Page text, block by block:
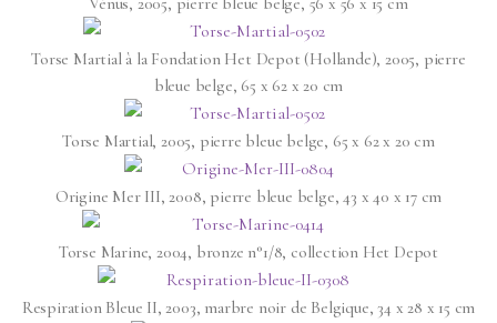
Torse Martial à la Fondation Het Depot (Hollande), 2005, pierre
bleue belge, 65 x 62 x 20 cm
Torse Martial, 2005, pierre bleue belge, 65 x 62 x 20 cm
Origine Mer III, 2008, pierre bleue belge, 43 x 40 x 17 cm
Torse Marine, 2004, bronze n°1/8, collection Het Depot
Respiration Bleue II, 2003, marbre noir de Belgique, 34 x 28 x 15 cm